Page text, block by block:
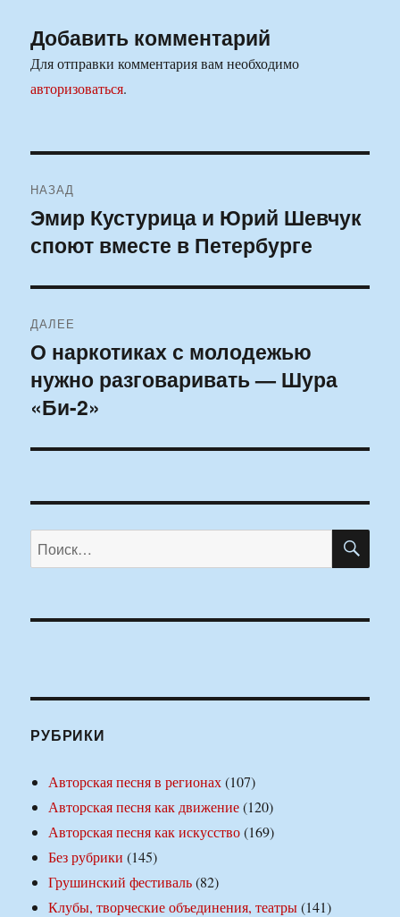
Добавить комментарий
Для отправки комментария вам необходимо
авторизоваться.
по
записям
НАЗАД
Предыдущая
запись:
Эмир Кустурица и Юрий Шевчук
споют вместе в Петербурге
ДАЛЕЕ
Следующая
запись:
О наркотиках с молодежью
нужно разговаривать — Шура
«Би-2»
Искать:
РУБРИКИ
Авторская песня в регионах(107)
Авторская песня как движение(120)
Авторская песня как искусство(169)
Без рубрики (145)
Грушинский фестиваль(82)
Клубы, творческие объединения, театры(141)